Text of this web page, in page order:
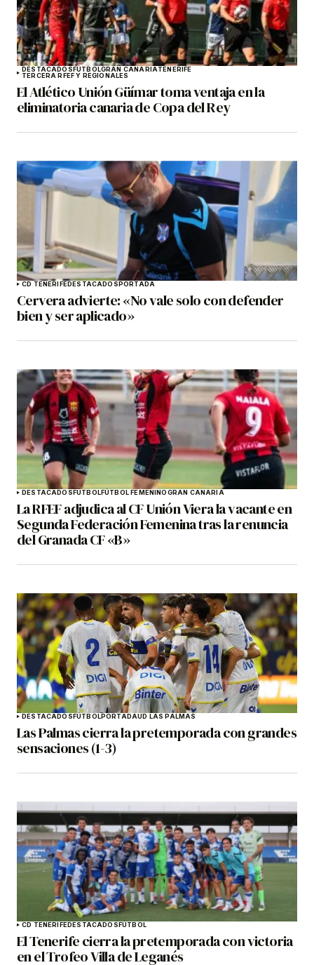
DESTACADOSFÚTBOLGRAN CANARIATENERIFE
TERCERA RFEF Y REGIONALES
El Atlético Unión Güímar toma ventaja en la
eliminatoria canaria de Copa del Rey
CD TENERIFEDESTACADOSPORTADA
Cervera advierte: «No vale solo con defender
bien y ser aplicado»
DESTACADOSFÚTBOLFÚTBOL FEMENINOGRAN CANARIA
La RFEF adjudica al CF Unión Viera la vacante en
Segunda Federación Femenina tras la renuncia
del Granada CF «B»
DESTACADOSFÚTBOLPORTADAUD LAS PALMAS
Las Palmas cierra la pretemporada con grandes
sensaciones (1-3)
CD TENERIFEDESTACADOSFÚTBOL
El Tenerife cierra la pretemporada con victoria
en el Trofeo Villa de Leganés